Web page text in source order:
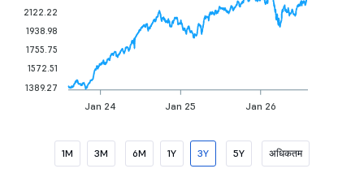
Jan 24 Jan 25 Jan 26
2122.22
1938.98
1755.75
1572.51
1389.27
1M 3M 6M 1Y 3Y 5Y अधिकतम